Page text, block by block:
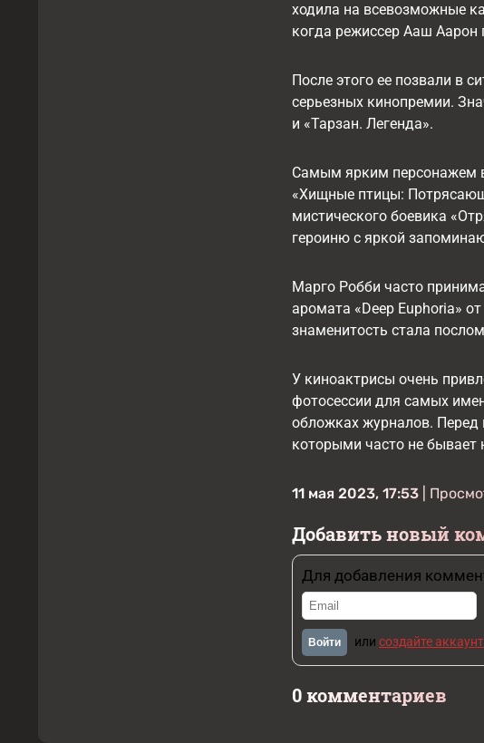
ходила на всевозможные
когда режиссер Ааш Аарон
После этого ее позвали в
серьезных кинопремии.
и «Тарзан. Легенда».
Самым ярким персонажем
«Хищные птицы:
мистического боевика
героиню с яркой
Марго Робби часто
аромата «Deep Euphoria»
знаменитость стала
У киноактрисы очень
фотосессии для самых
обложках журналов. Перед
которыми часто не бывает
11 мая 2023, 17:53 |
Добавить новый
Для добавления
Войти или создайте аккаунт
0 комментариев